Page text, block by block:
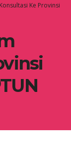
Ke Provinsi